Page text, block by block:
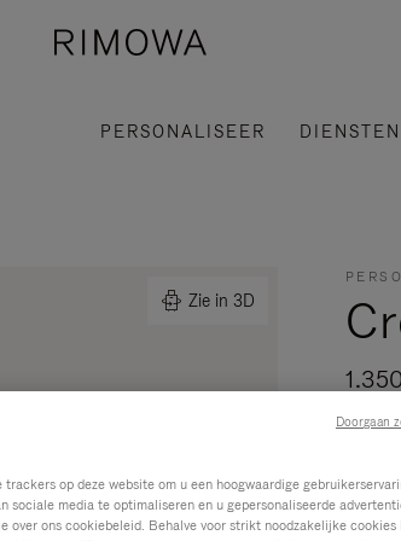
PERSONALISEER DIENSTEN
Zie in 3D
De
Lees
op deze website om u een hoogwaardige
sociale media te optimaliseren en u gepersonaliseerde
over ons cookiebeleid. Behalve voor strikt noodzakelijke cookies
Doorgaan